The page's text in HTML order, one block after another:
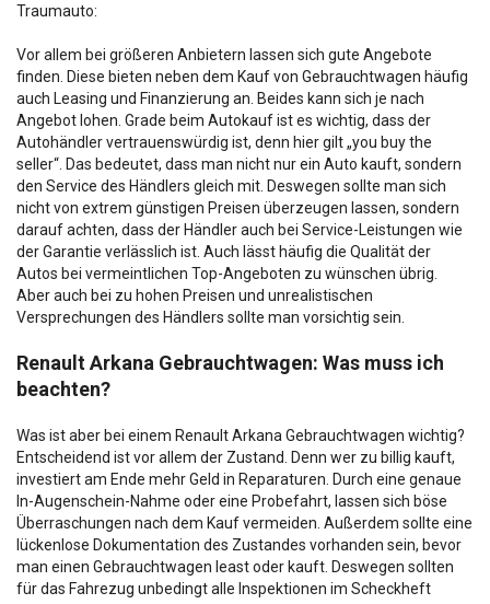
Traumauto:
Vor allem bei größeren Anbietern lassen sich gute Angebote
finden. Diese bieten neben dem Kauf von Gebrauchtwagen häufig
auch Leasing und Finanzierung an. Beides kann sich je nach
Angebot lohen. Grade beim Autokauf ist es wichtig, dass der
Autohändler vertrauenswürdig ist, denn hier gilt „you buy the
seller“. Das bedeutet, dass man nicht nur ein Auto kauft, sondern
den Service des Händlers gleich mit. Deswegen sollte man sich
nicht von extrem günstigen Preisen überzeugen lassen, sondern
darauf achten, dass der Händler auch bei Service-Leistungen wie
der Garantie verlässlich ist. Auch lässt häufig die Qualität der
Autos bei vermeintlichen Top-Angeboten zu wünschen übrig.
Aber auch bei zu hohen Preisen und unrealistischen
Versprechungen des Händlers sollte man vorsichtig sein.
Renault Arkana Gebrauchtwagen: Was muss ich
beachten?
Was ist aber bei einem Renault Arkana Gebrauchtwagen wichtig?
Entscheidend ist vor allem der Zustand. Denn wer zu billig kauft,
investiert am Ende mehr Geld in Reparaturen. Durch eine genaue
In-Augenschein-Nahme oder eine Probefahrt, lassen sich böse
Überraschungen nach dem Kauf vermeiden. Außerdem sollte eine
lückenlose Dokumentation des Zustandes vorhanden sein, bevor
man einen Gebrauchtwagen least oder kauft. Deswegen sollten
für das Fahrezug unbedingt alle Inspektionen im Scheckheft